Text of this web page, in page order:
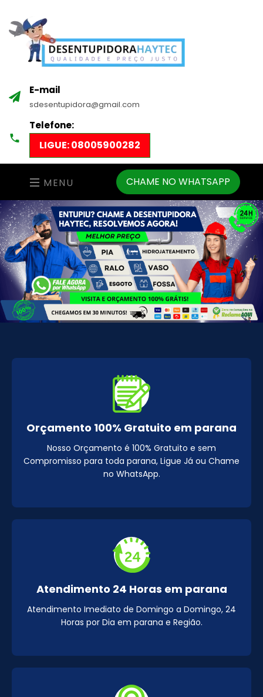
E-mail
sdesentupidora@gmail.com
Telefone:
LIGUE: 08005900282
MENU CHAME NO WHATSAPP
Orçamento 100% Gratuito em parana
Nosso Orçamento é 100% Gratuito e sem
Compromisso para toda parana, Ligue Já ou Chame
no WhatsApp.
Atendimento 24 Horas em parana
Atendimento Imediato de Domingo a Domingo, 24
Horas por Dia em parana e Região.